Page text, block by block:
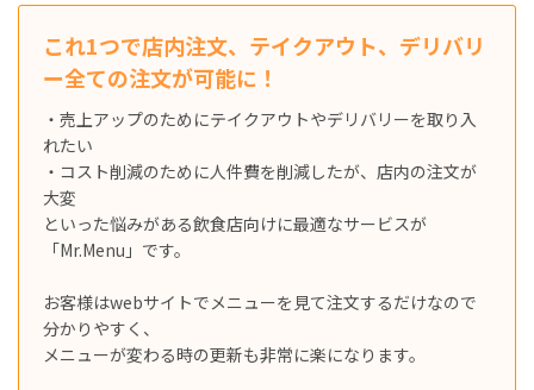
これ1つで店内注文、テイクアウト、デリバリ
ー全ての注文が可能に！
・売上アップのためにテイクアウトやデリバリーを取り入
れたい
・コスト削減のために人件費を削減したが、店内の注文が
大変
といった悩みがある飲食店向けに最適なサービスが
「Mr.Menu」です。
お客様はwebサイトでメニューを見て注文するだけなので
分かりやすく、
メニューが変わる時の更新も非常に楽になります。